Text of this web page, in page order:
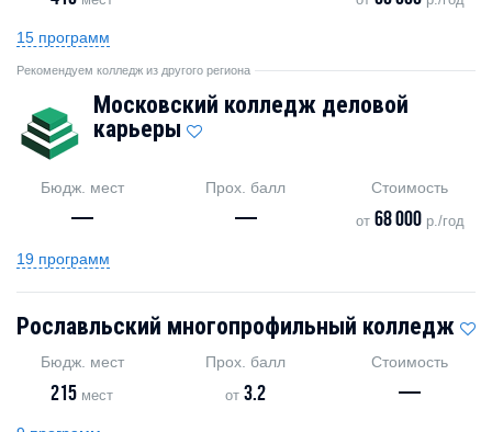
15 программ
Рекомендуем колледж из другого региона
Московский колледж деловой
карьеры
Бюдж. мест
—
Прох. балл
—
Стоимость
от 68 000р./год
19 программ
Рославльский многопрофильный колледж
Бюдж. мест
215 мест
Прох. балл
от3.2
Стоимость
—